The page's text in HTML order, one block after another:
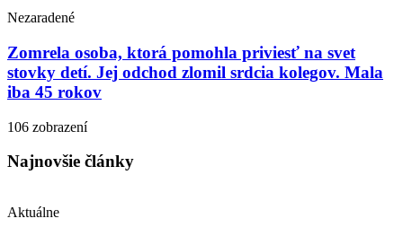
Nezaradené
Zomrela osoba, ktorá pomohla priviesť na svet
stovky detí. Jej odchod zlomil srdcia kolegov. Mala
iba 45 rokov
106 zobrazení
Najnovšie články
Aktuálne